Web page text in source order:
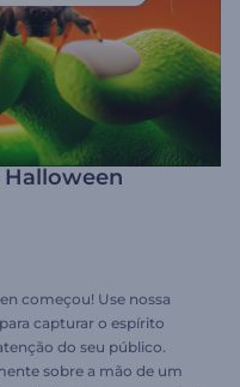
começou! Use nossa
capturar o espírito
do seu público.
sobre a mão de um